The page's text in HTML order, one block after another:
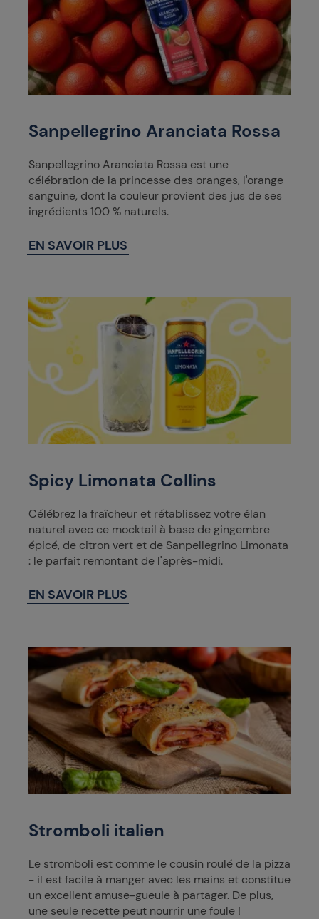
Sanpellegrino Aranciata Rossa
Sanpellegrino Aranciata Rossa est une
célébration de la princesse des oranges, l'orange
sanguine, dont la couleur provient des jus de ses
ingrédients 100 % naturels.
EN SAVOIR PLUS
Spicy Limonata Collins
Célébrez la fraîcheur et rétablissez votre élan
naturel avec ce mocktail à base de gingembre
épicé, de citron vert et de Sanpellegrino Limonata
: le parfait remontant de l'après-midi.
EN SAVOIR PLUS
Stromboli italien
Le stromboli est comme le cousin roulé de la pizza
- il est facile à manger avec les mains et constitue
un excellent amuse-gueule à partager. De plus,
une seule recette peut nourrir une foule !